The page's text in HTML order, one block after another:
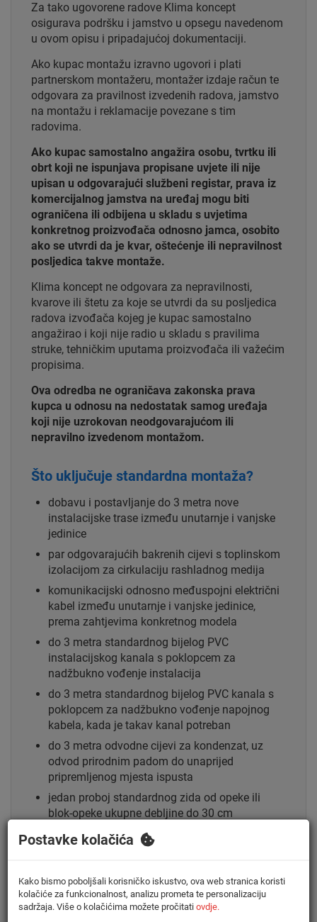
Za tako ugovorene radove Klima koncept
osigurava podršku i jamstvo u opsegu navedenom
u ovom opisu i pripadajućoj dokumentaciji.
Ako kupac montažu izravno ugovori i plati
partnerskom montažeru, montažer izdaje račun te
odgovara za pravilnost izvedenih radova, jamstvo
na montažu i reklamacije povezane s tim
radovima.
Ako kupac samostalno angažira osobu, tvrtku ili
obrt koji ne ispunjava propisane uvjete ili nije
upisan u odgovarajući službeni registar, prava iz
komercijalnog jamstva na uređaj mogu biti
ograničena ili odbijena u skladu s uvjetima
konkretnog proizvođača odnosno jamca, osobito
ako se utvrdi da je kvar, oštećenje ili nepravilnost
posljedica takve montaže.
Klima koncept ne odgovara za nepravilnosti,
kvarove ili štetu za koje se utvrdi da su posljedica
radova izvođača kojeg je kupac samostalno
angažirao i koji nije radio u skladu s pravilima
struke, tehničkim uputama proizvođača ili važećim
propisima.
Ova odredba ne ograničava zakonska prava
kupca u odnosu na nedostatak samog uređaja
koji nije uzrokovan neodgovarajućom ili
nepravilno izvedenom montažom.
Što uključuje standardna montaža?
dobavu i postavljanje do 3 metra nove
instalacijske trase između unutarnje i vanjske
jedinice
par odgovarajućih bakrenih cijevi s toplinskom
izolacijom za cirkulaciju rashladnog medija
komunikacijski odnosno međuspojni električni
kabel između unutarnje i vanjske jedinice,
prema zahtjevima konkretnog modela
do 3 metra standardnog bijelog PVC
instalacijskog kanala s poklopcem za
nadžbukno vođenje instalacija
do 3 metra standardnog bijelog PVC kanala s
poklopcem za nadžbukno vođenje napojnog
kabela, kada je takav kanal potreban
do 3 metra odvodne cijevi za kondenzat, uz
odvod prirodnim padom do unaprijed
pripremljenog mjesta ispusta
jedan proboj standardnog zida od opeke ili
blok-opeke ukupne debljine do 30 cm
dobavu i postavljanje jednog para standardnih
pocinčanih zidnih nosača odgovarajuće
standardni pričvrsni i potrošni materijal
potreban za montažu
Postavke kolačića
Kako bismo poboljšali korisničko iskustvo, ova web stranica koristi
kolačiće za funkcionalnost, analizu prometa te personalizaciju
sadržaja. Više o kolačićima možete pročitati ovdje.